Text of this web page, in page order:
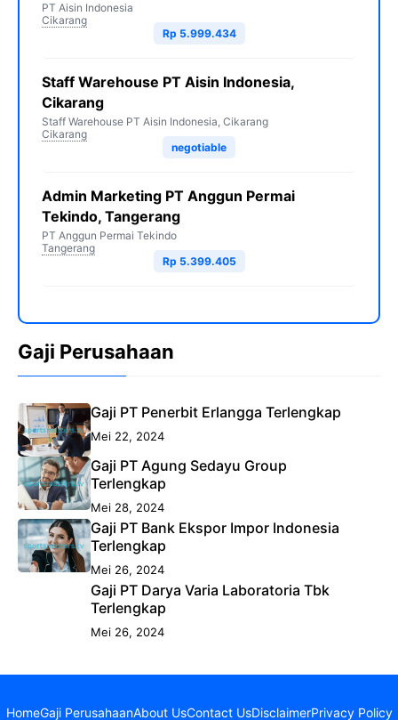
PT Aisin Indonesia
Cikarang
Rp 5.999.434
Staff Warehouse PT Aisin Indonesia,
Cikarang
Staff Warehouse PT Aisin Indonesia, Cikarang
Cikarang
negotiable
Admin Marketing PT Anggun Permai
Tekindo, Tangerang
PT Anggun Permai Tekindo
Tangerang
Rp 5.399.405
Gaji Perusahaan
Gaji PT Penerbit Erlangga Terlengkap
Mei 22, 2024
Gaji PT Agung Sedayu Group
Terlengkap
Mei 28, 2024
Gaji PT Bank Ekspor Impor Indonesia
Terlengkap
Mei 26, 2024
Gaji PT Darya Varia Laboratoria Tbk
Terlengkap
Mei 26, 2024
HomeGaji PerusahaanAbout UsContact UsDisclaimerPrivacy Policy